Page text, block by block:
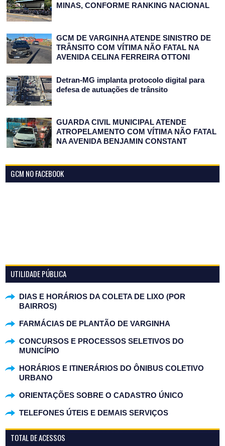
MINAS, CONFORME RANKING NACIONAL
GCM DE VARGINHA ATENDE SINISTRO DE
TRÂNSITO COM VÍTIMA NÃO FATAL NA
AVENIDA CELINA FERREIRA OTTONI
Detran-MG implanta protocolo digital para
defesa de autuações de trânsito
GUARDA CIVIL MUNICIPAL ATENDE
ATROPELAMENTO COM VÍTIMA NÃO FATAL
NA AVENIDA BENJAMIN CONSTANT
GCM NO FACEBOOK
UTILIDADE PÚBLICA
DIAS E HORÁRIOS DA COLETA DE LIXO (POR
BAIRROS)
FARMÁCIAS DE PLANTÃO DE VARGINHA
CONCURSOS E PROCESSOS SELETIVOS DO
MUNICÍPIO
HORÁRIOS E ITINERÁRIOS DO ÔNIBUS COLETIVO
URBANO
ORIENTAÇÕES SOBRE O CADASTRO ÚNICO
TELEFONES ÚTEIS E DEMAIS SERVIÇOS
TOTAL DE ACESSOS